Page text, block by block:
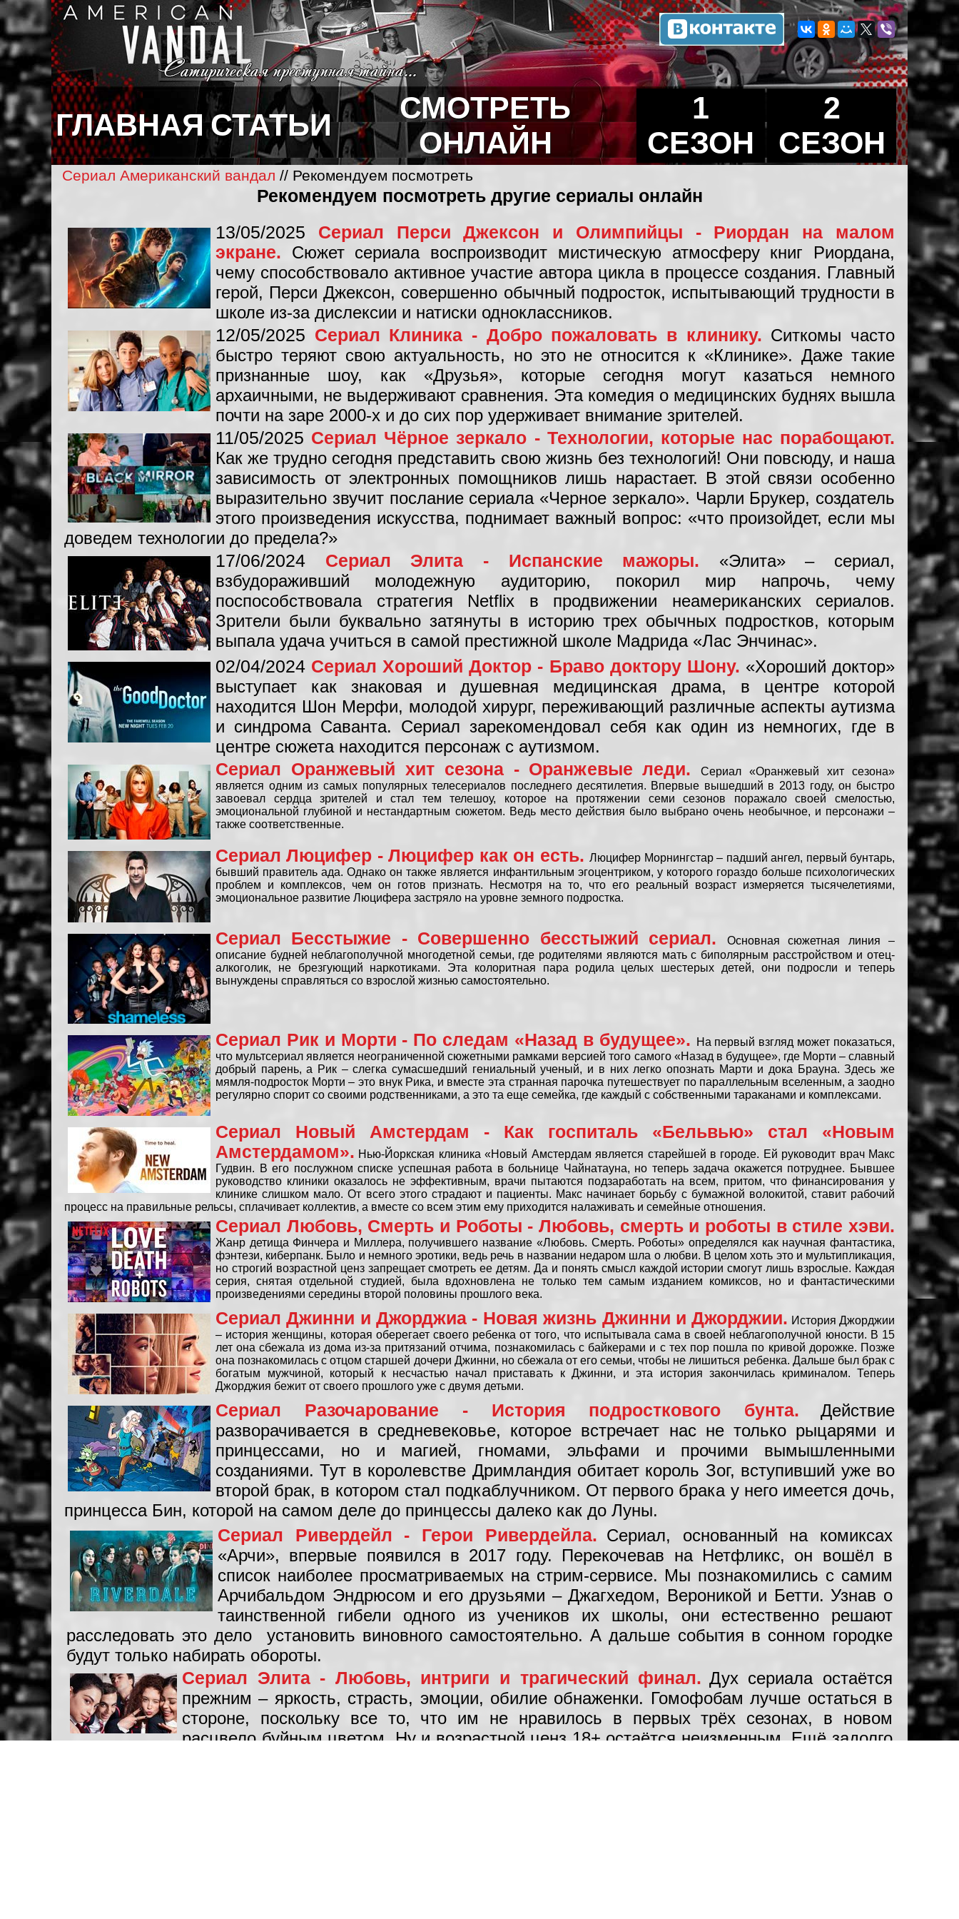
ГЛАВНАЯ СТАТЬИ
СМОТРЕТЬ
ОНЛАЙН
1
СЕЗОН
2
СЕЗОН
Сериал Американский вандал // Рекомендуем посмотреть
Рекомендуем посмотреть другие сериалы онлайн
13/05/2025 Сериал Перси Джексон и Олимпийцы - Риордан на малом
экране. Сюжет сериала воспроизводит мистическую атмосферу книг Риордана,
чему способствовало активное участие автора цикла в процессе создания. Главный
герой, Перси Джексон, совершенно обычный подросток, испытывающий трудности в
школе из-за дислексии и натиски одноклассников.
12/05/2025 Сериал Клиника - Добро пожаловать в клинику. Ситкомы часто
быстро теряют свою актуальность, но это не относится к «Клинике». Даже такие
признанные шоу, как «Друзья», которые сегодня могут казаться немного
архаичными, не выдерживают сравнения. Эта комедия о медицинских буднях вышла
почти на заре 2000-х и до сих пор удерживает внимание зрителей.
11/05/2025 Сериал Чёрное зеркало - Технологии, которые нас порабощают.
Как же трудно сегодня представить свою жизнь без технологий! Они повсюду, и наша
зависимость от электронных помощников лишь нарастает. В этой связи особенно
выразительно звучит послание сериала «Черное зеркало». Чарли Брукер, создатель
этого произведения искусства, поднимает важный вопрос: «что произойдет, если мы
доведем технологии до предела?»
17/06/2024 Сериал Элита - Испанские мажоры. «Элита» – сериал,
взбудораживший молодежную аудиторию, покорил мир напрочь, чему
поспособствовала стратегия Netflix в продвижении неамериканских сериалов.
Зрители были буквально затянуты в историю трех обычных подростков, которым
выпала удача учиться в самой престижной школе Мадрида «Лас Энчинас».
02/04/2024 Сериал Хороший Доктор - Браво доктору Шону. «Хороший доктор»
выступает как знаковая и душевная медицинская драма, в центре которой
находится Шон Мерфи, молодой хирург, переживающий различные аспекты аутизма
и синдрома Саванта. Сериал зарекомендовал себя как один из немногих, где в
центре сюжета находится персонаж с аутизмом.
Сериал Оранжевый хит сезона - Оранжевые леди.Сериал «Оранжевый хит сезона»
является одним из самых популярных телесериалов последнего десятилетия. Впервые вышедший в 2013 году, он быстро
завоевал сердца зрителей и стал тем телешоу, которое на протяжении семи сезонов поражало своей смелостью,
эмоциональной глубиной и нестандартным сюжетом. Ведь место действия было выбрано очень необычное, и персонажи –
также соответственные.
Сериал Люцифер - Люцифер как он есть.Люцифер Морнингстар – падший ангел, первый бунтарь,
бывший правитель ада. Однако он также является инфантильным эгоцентриком, у которого гораздо больше психологических
проблем и комплексов, чем он готов признать. Несмотря на то, что его реальный возраст измеряется тысячелетиями,
эмоциональное развитие Люцифера застряло на уровне земного подростка.
Сериал Бесстыжие - Совершенно бесстыжий сериал.
Основная сюжетная линия –
описание будней неблагополучной многодетной семьи, где родителями являются мать с биполярным расстройством и отец-
алкоголик, не брезгующий наркотиками. Эта колоритная пара родила целых шестерых детей, они подросли и теперь
вынуждены справляться со взрослой жизнью самостоятельно.
Сериал Рик и Морти - По следам «Назад в будущее».
На первый взгляд может показаться,
что мультсериал является неограниченной сюжетными рамками версией того самого «Назад в будущее», где Морти – славный
добрый парень, а Рик – слегка сумасшедший гениальный ученый, и в них легко опознать Марти и дока Брауна. Здесь же
мямля-подросток Морти – это внук Рика, и вместе эта странная парочка путешествует по параллельным вселенным, а заодно
регулярно спорит со своими родственниками, а это та еще семейка, где каждый с собственными тараканами и комплексами.
Сериал Новый Амстердам - Как госпиталь «Бельвью» стал «Новым
Амстердамом». Нью-Йоркская клиника «Новый Амстердам является старейшей в городе. Ей руководит врач Макс
Гудвин. В его послужном списке успешная работа в больнице Чайнатауна, но теперь задача окажется потруднее. Бывшее
руководство клиники оказалось не эффективным, врачи пытаются подзаработать на всем, притом, что финансирования у
клинике слишком мало. От всего этого страдают и пациенты. Макс начинает борьбу с бумажной волокитой, ставит рабочий
процесс на правильные рельсы, сплачивает коллектив, а вместе со всем этим ему приходится налаживать и семейные отношения.
Сериал Любовь, Смерть и Роботы - Любовь, смерть и роботы в стиле хэви.
Жанр детища Финчера и Миллера, получившего название «Любовь. Смерть. Роботы» определялся как научная фантастика,
фэнтези, киберпанк. Было и немного эротики, ведь речь в названии недаром шла о любви. В целом хоть это и мультипликация,
но строгий возрастной ценз запрещает смотреть ее детям. Да и понять смысл каждой истории смогут лишь взрослые. Каждая
серия, снятая отдельной студией, была вдохновлена не только тем самым изданием комиксов, но и фантастическими
произведениями середины второй половины прошлого века.
Сериал Джинни и Джорджиа - Новая жизнь Джинни и Джорджии. История Джорджии
– история женщины, которая оберегает своего ребенка от того, что испытывала сама в своей неблагополучной юности. В 15
лет она сбежала из дома из-за притязаний отчима, познакомилась с байкерами и с тех пор пошла по кривой дорожке. Позже
она познакомилась с отцом старшей дочери Джинни, но сбежала от его семьи, чтобы не лишиться ребенка. Дальше был брак с
богатым мужчиной, который к несчастью начал приставать к Джинни, и эта история закончилась криминалом. Теперь
Джорджия бежит от своего прошлого уже с двумя детьми.
Сериал Разочарование - История подросткового бунта.
Действие
разворачивается в средневековье, которое встречает нас не только рыцарями и
принцессами, но и магией, гномами, эльфами и прочими вымышленными
созданиями. Тут в королевстве Дримландия обитает король Зог, вступивший уже во
второй брак, в котором стал подкаблучником. От первого брака у него имеется дочь,
принцесса Бин, которой на самом деле до принцессы далеко как до Луны.
Сериал Ривердейл - Герои Ривердейла. Сериал, основанный на комиксах
«Арчи», впервые появился в 2017 году. Перекочевав на Нетфликс, он вошёл в
список наиболее просматриваемых на стрим-сервисе. Мы познакомились с самим
Арчибальдом Эндрюсом и его друзьями – Джагхедом, Вероникой и Бетти. Узнав о
таинственной гибели одного из учеников их школы, они естественно решают
расследовать это дело установить виновного самостоятельно. А дальше события в сонном городке
будут только набирать обороты.
Сериал Элита - Любовь, интриги и трагический финал. Дух сериала остаётся
прежним – яркость, страсть, эмоции, обилие обнаженки. Гомофобам лучше остаться в
стороне, поскольку все то, что им не нравилось в первых трёх сезонах, в новом
расцвело буйным цветом. Ну и возрастной ценз 18+ остаётся неизменным. Ещё задолго